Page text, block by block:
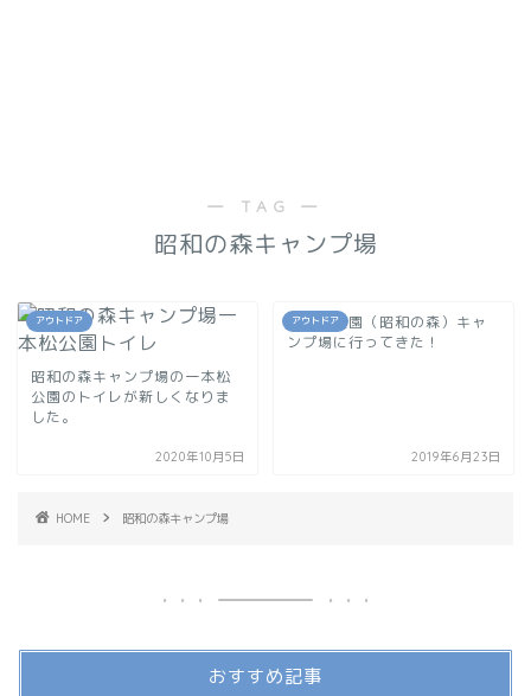
― TAG ―
昭和の森キャンプ場
アウトドア
昭和の森キャンプ場の一本松
公園のトイレが新しくなりま
した。
2020年10月5日
アウトドア
一本松公園（昭和の森）キャ
ンプ場に行ってきた！
2019年6月23日
HOME 昭和の森キャンプ場
おすすめ記事